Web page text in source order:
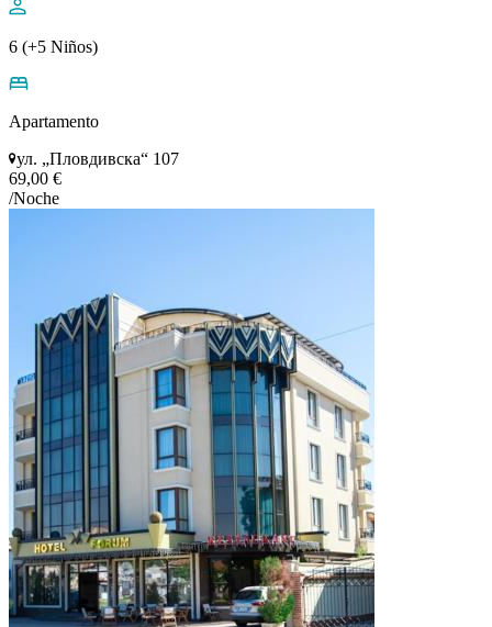
6 (+5 Niños)
Apartamento
ул. „Пловдивска“ 107
69,00 €
/Noche